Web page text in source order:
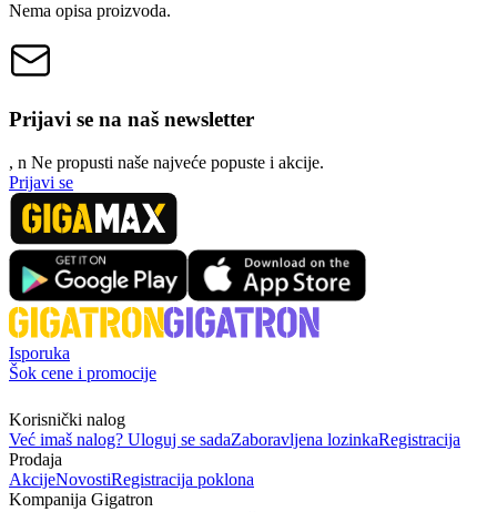
Nema opisa proizvoda.
Prijavi se na naš newsletter
, n Ne propusti naše najveće popuste i akcije.
Prijavi se
Isporuka
Šok cene i promocije
Korisnički nalog
Već imaš nalog? Uloguj se sadaZaboravljena lozinkaRegistracija
Prodaja
AkcijeNovostiRegistracija poklona
Kompanija Gigatron